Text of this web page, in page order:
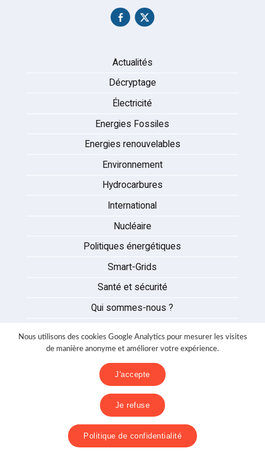
Actualités
Décryptage
Électricité
Energies Fossiles
Energies renouvelables
Environnement
Hydrocarbures
International
Nucléaire
Politiques énergétiques
Smart-Grids
Santé et sécurité
Qui sommes-nous ?
Partenaires
Nous contacter
Politique de confidentialité
Nous utilisons des cookies Google Analytics pour mesurer les visites
de manière anonyme et améliorer votre expérience.
J'accepte
Je refuse
Politique de confidentialité